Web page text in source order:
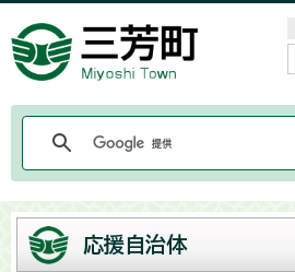
応援自治体